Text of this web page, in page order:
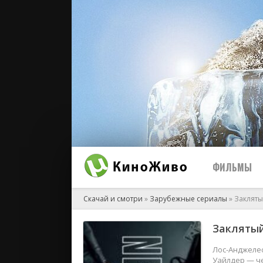
ФИЛЬМЫ
2026
2025
Скачай и смотри » Зарубежные сериалы »
Лос-
Уайлдер —